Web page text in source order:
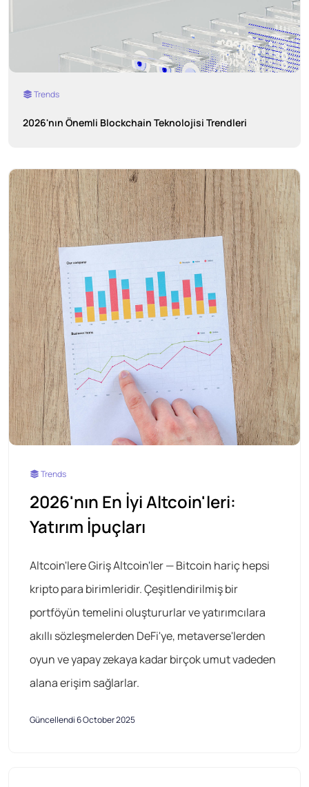
Trends
2026'nın Önemli Blockchain Teknolojisi Trendleri
Trends
2026'nın En İyi Altcoin'leri:
Yatırım İpuçları
Altcoin'lere Giriş Altcoin'ler — Bitcoin hariç hepsi
kripto para birimleridir. Çeşitlendirilmiş bir
portföyün temelini oluştururlar ve yatırımcılara
akıllı sözleşmelerden DeFi'ye, metaverse'lerden
oyun ve yapay zekaya kadar birçok umut vadeden
alana erişim sağlarlar.
Güncellendi 6 October 2025